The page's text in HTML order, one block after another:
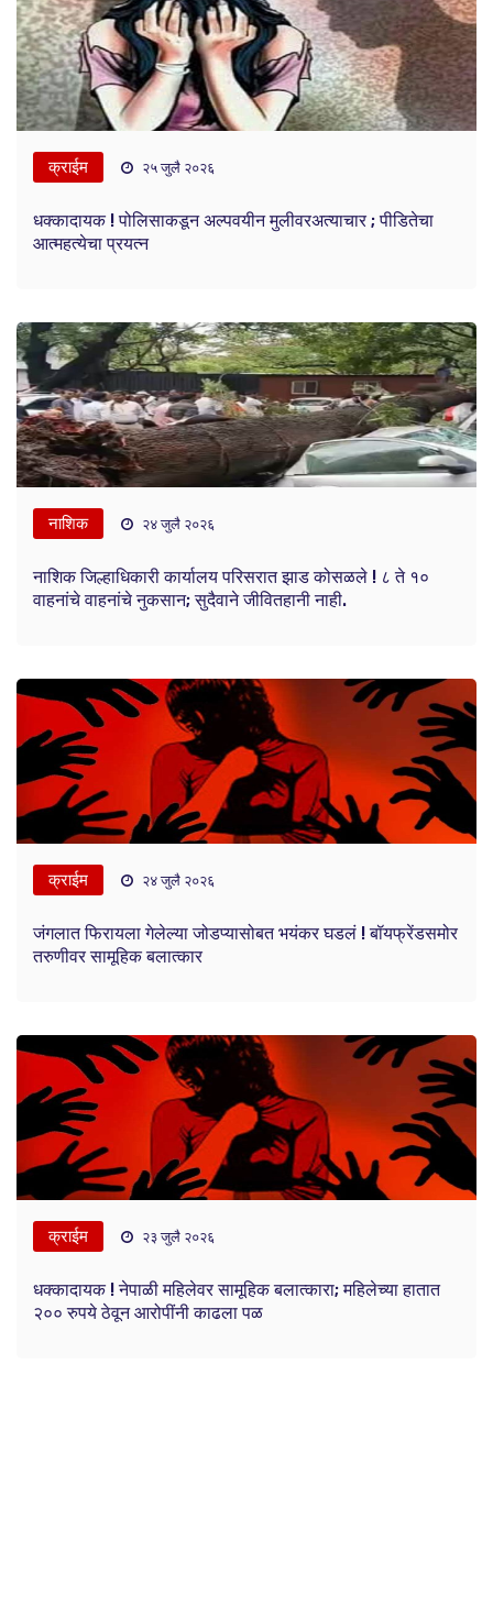
क्राईम २५ जुलै २०२६
धक्कादायक ! पोलिसाकडून अल्पवयीन मुलीवरअत्याचार ; पीडितेचा
आत्महत्येचा प्रयत्न
नाशिक २४ जुलै २०२६
नाशिक जिल्हाधिकारी कार्यालय परिसरात झाड कोसळले ! ८ ते १०
वाहनांचे वाहनांचे नुकसान; सुदैवाने जीवितहानी नाही.
क्राईम २४ जुलै २०२६
जंगलात फिरायला गेलेल्या जोडप्यासोबत भयंकर घडलं ! बॉयफ्रेंडसमोर
तरुणीवर सामूहिक बलात्कार
क्राईम २३ जुलै २०२६
धक्कादायक ! नेपाळी महिलेवर सामूहिक बलात्कारा; महिलेच्या हातात
२०० रुपये ठेवून आरोपींनी काढला पळ